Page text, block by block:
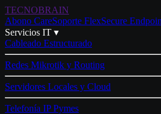
TECNOBRAIN
Abono CareSoporte FlexSecure
Servicios IT ▾
Cableado Estructurado
Redes Mikrotik y Routing
Servidores Locales y Cloud
Telefonía IP Pymes